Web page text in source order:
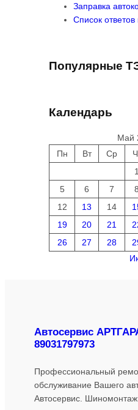
Заправка
Список
Популярные
Календарь
Май
Пн
Вт Ср
1
5
6 7 8
12
13 14
19
20 21
26
27 28
Автосервис
89031797973
Профессиональный
обслуживание Вашего
Автосервис. Шиномонтаж.